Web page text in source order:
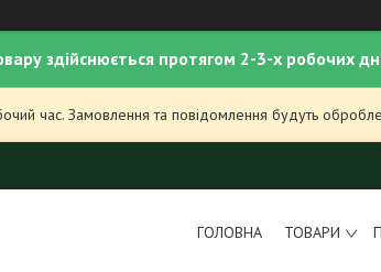
здійснюється протягом 2-3-х робочих
час. Замовлення та повідомлення будуть
ГОЛОВНА ТОВАРИ